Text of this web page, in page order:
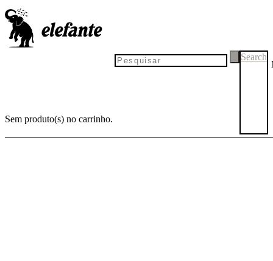
Sem produto(s) no carrinho.
Search
PRÉ-
-VENDA
LANÇA-
MENTO